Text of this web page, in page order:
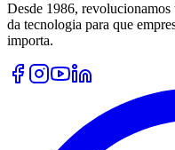
Desde 1986, revolucionamos
da tecnologia para que
importa.